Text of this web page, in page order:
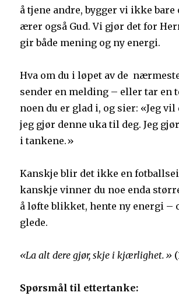
å tjene andre, bygger vi ikke bare
ærer også Gud. Vi gjør det for
gir både mening og ny energi.
Hva om du i løpet av de
sender en melding – eller tar en
noen du er glad i, og sier: «Jeg
jeg gjør denne uka til deg. Jeg
i tankene.»
Kanskje blir det ikke en
kanskje vinner du noe enda
å løfte blikket, hente ny energi –
glede.
«La alt dere gjør, skje i kjærlighet.»
Spørsmål til ettertanke: